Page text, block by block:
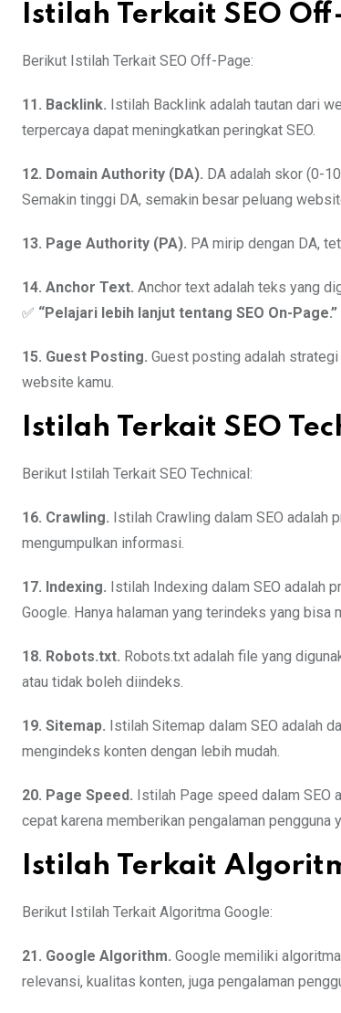
Istilah Terkait SEO
Berikut Istilah Terkait SEO Off-Page:
11. Backlink. Istilah Backlink adalah tautan dari
terpercaya dapat meningkatkan peringkat SEO.
12. Domain Authority (DA). DA adalah skor (0-
Semakin tinggi DA, semakin besar peluang
13. Page Authority (PA). PA mirip dengan DA,
14. Anchor Text. Anchor text adalah teks yang
✅ “Pelajari lebih lanjut tentang SEO On-Page.”
15. Guest Posting. Guest posting adalah
website kamu.
Istilah Terkait SEO
Berikut Istilah Terkait SEO Technical:
16. Crawling. Istilah Crawling dalam SEO adalah
mengumpulkan informasi.
17. Indexing. Istilah Indexing dalam SEO adalah
Google. Hanya halaman yang terindeks yang bisa
18. Robots.txt. Robots.txt adalah file yang
atau tidak boleh diindeks.
19. Sitemap. Istilah Sitemap dalam SEO adalah
mengindeks konten dengan lebih mudah.
20. Page Speed. Istilah Page speed dalam SEO
cepat karena memberikan pengalaman pengguna
Istilah Terkait
Berikut Istilah Terkait Algoritma Google:
21. Google Algorithm. Google memiliki
relevansi, kualitas konten, juga pengalaman